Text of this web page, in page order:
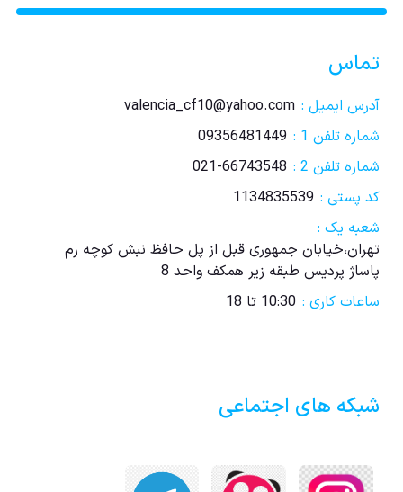
تماس
آدرس ایمیل : valencia_cf10@yahoo.com
شماره تلفن 1 :
09356481449
شماره تلفن 2 :
021-66743548
کد پستی : 1134835539
شعبه یک :
تهران،خیابان جمهوری قبل از پل حافظ نبش کوچه رم
پاساژ پردیس طبقه زیر همکف واحد 8
ساعات کاری : 10:30 تا 18
شبکه های اجتماعی